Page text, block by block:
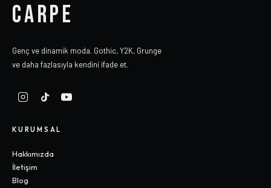
CARPE
Genç ve dinamik moda. Gothic, Y2K, Grunge
ve daha fazlasıyla kendini ifade et.
KURUMSAL
Hakkımızda
İletişim
Blog